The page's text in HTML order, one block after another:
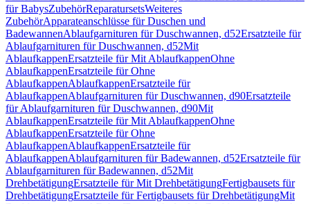
für BabysZubehörReparatursetsWeiteres
ZubehörApparateanschlüsse für Duschen und
BadewannenAblaufgarnituren für Duschwannen, d52Ersatzteile für
Ablaufgarnituren für Duschwannen, d52Mit
AblaufkappenErsatzteile für Mit AblaufkappenOhne
AblaufkappenErsatzteile für Ohne
AblaufkappenAblaufkappenErsatzteile für
AblaufkappenAblaufgarnituren für Duschwannen, d90Ersatzteile
für Ablaufgarnituren für Duschwannen, d90Mit
AblaufkappenErsatzteile für Mit AblaufkappenOhne
AblaufkappenErsatzteile für Ohne
AblaufkappenAblaufkappenErsatzteile für
AblaufkappenAblaufgarnituren für Badewannen, d52Ersatzteile für
Ablaufgarnituren für Badewannen, d52Mit
DrehbetätigungErsatzteile für Mit DrehbetätigungFertigbausets für
DrehbetätigungErsatzteile für Fertigbausets für DrehbetätigungMit